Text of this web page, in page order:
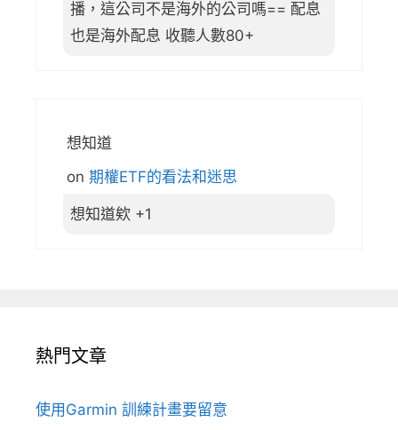
播，這公司不是海外的公司嗎== 配息
也是海外配息 收聽人數80+
想知道
on 期權ETF的看法和迷思
想知道欸 +1
熱門文章
使用Garmin 訓練計畫要留意